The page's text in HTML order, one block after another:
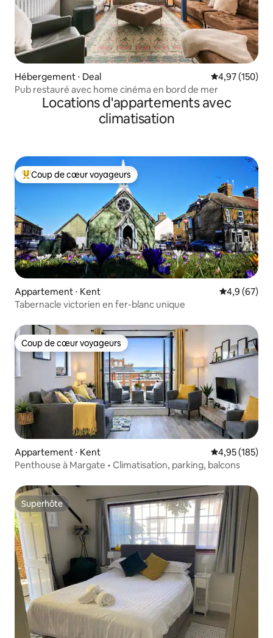
Hébergement ⋅ Deal Évaluation
4,97 (150)
Pub restauré avec home cinéma en bord de mer
Locations d'appartements avec
climatisation
Coups de cœur voyageurs les plus appréciés
Coup de cœur voyageurs
Appartement ⋅ Kent Évaluation
4,9 (67)
Tabernacle victorien en fer-blanc unique
Coup de cœur voyageurs
Coup de cœur voyageurs
Appartement ⋅ Kent Évaluation
4,95 (185)
Penthouse à Margate • Climatisation, parking, balcons
Superhôte
Superhôte